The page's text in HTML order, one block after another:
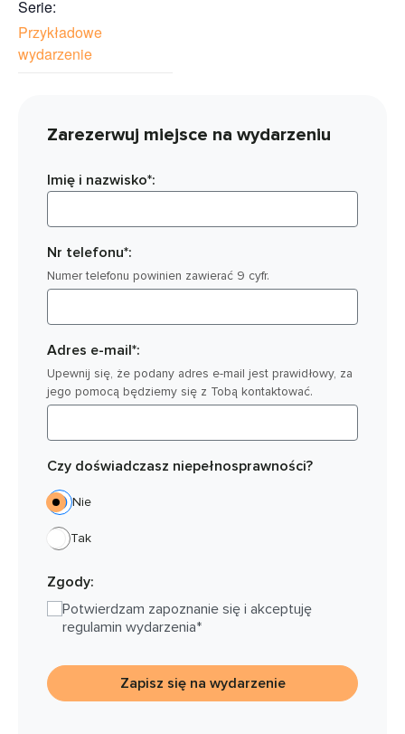
Serie:
Przykładowe
wydarzenie
Zarezerwuj miejsce na wydarzeniu
Imię i nazwisko*:
Nr telefonu*:
Numer telefonu powinien zawierać 9 cyfr.
Adres e-mail*:
Upewnij się, że podany adres e-mail jest prawidłowy, za
jego pomocą będziemy się z Tobą kontaktować.
Czy doświadczasz niepełnosprawności?
Nie
Tak
Zgody:
Potwierdzam zapoznanie się i akceptuję
regulamin wydarzenia*
Zapisz się na wydarzenie